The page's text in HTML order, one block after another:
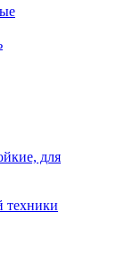
для
техники